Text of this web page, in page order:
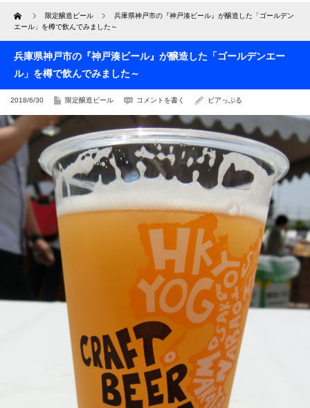
Home 限定醸造ビール
兵庫県神戸市の『神戸湊ビール』が醸造した「ゴールデン
エール」を樽で飲んでみました～
兵庫県神戸市の『神戸湊ビール』が醸造した「ゴールデンエー
ル」を樽で飲んでみました～
2018/6/30 限定醸造ビール コメントを書く ビアっぷる